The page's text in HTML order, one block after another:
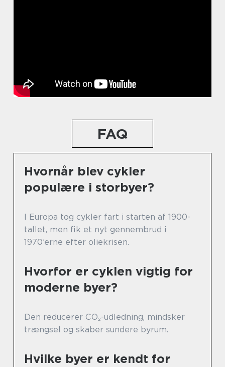
FAQ
Hvornår blev cykler
populære i storbyer?
I Europa tog cykler fart i starten af 1900-
tallet, men fik et nyt gennembrud i
1970’erne efter oliekrisen.
Hvorfor er cyklen vigtig for
moderne byer?
Den reducerer CO₂-udledning, mindsker
trængsel og skaber sundere byrum.
Hvilke byer er kendt for